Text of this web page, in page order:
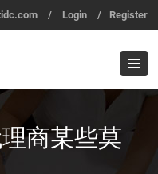
/ Login / Register
商某些莫